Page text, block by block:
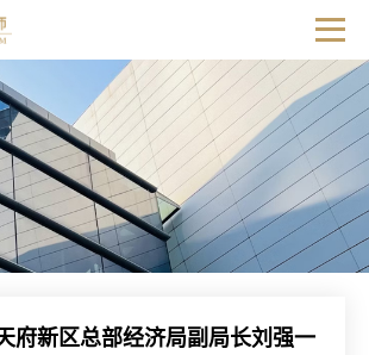
府新区总部经济局副局长刘强一